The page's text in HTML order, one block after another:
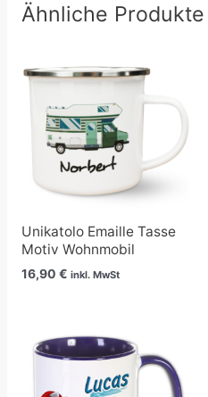
Ähnliche Produkte
Unikatolo Emaille Tasse
Motiv Wohnmobil
16,90 € inkl. MwSt